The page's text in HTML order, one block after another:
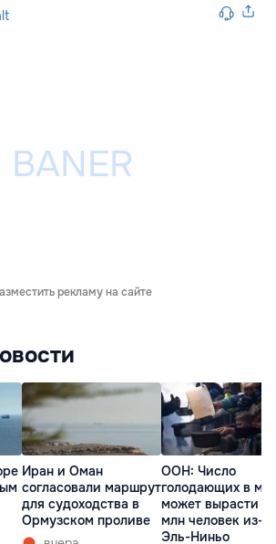
рекламу на сайте
Иран и Оман
согласовали маршрут
для судоходства в
Ормузском проливе
ООН: Число
голодающих в
может вырасти
млн человек из-за
Эль-Ниньо